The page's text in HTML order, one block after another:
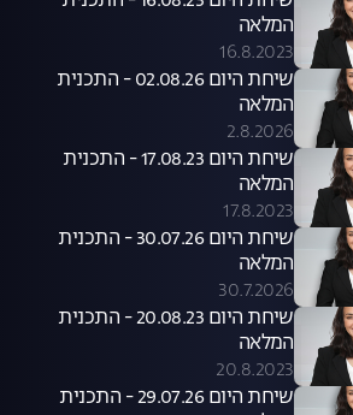
המלאה
16.8.2023
שיחת היום 02.08.26 - התכנית
המלאה
2.8.2026
שיחת היום 17.08.23 - התכנית
המלאה
17.8.2023
שיחת היום 30.07.26 - התכנית
המלאה
30.7.2026
שיחת היום 20.08.23 - התכנית
המלאה
20.8.2023
שיחת היום 29.07.26 - התכנית